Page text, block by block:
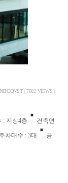
| 7602 VIEWS |
: 지상4층 건축면
주차대수 : 3대 공